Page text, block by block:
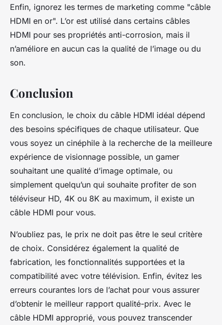
Enfin, ignorez les termes de marketing comme "câble
HDMI en or". L’or est utilisé dans certains câbles
HDMI pour ses propriétés anti-corrosion, mais il
n’améliore en aucun cas la qualité de l’image ou du
son.
Conclusion
En conclusion, le choix du câble HDMI idéal dépend
des besoins spécifiques de chaque utilisateur. Que
vous soyez un cinéphile à la recherche de la meilleure
expérience de visionnage possible, un gamer
souhaitant une qualité d’image optimale, ou
simplement quelqu’un qui souhaite profiter de son
téléviseur HD, 4K ou 8K au maximum, il existe un
câble HDMI pour vous.
N’oubliez pas, le prix ne doit pas être le seul critère
de choix. Considérez également la qualité de
fabrication, les fonctionnalités supportées et la
compatibilité avec votre télévision. Enfin, évitez les
erreurs courantes lors de l’achat pour vous assurer
d’obtenir le meilleur rapport qualité-prix. Avec le
câble HDMI approprié, vous pouvez transcender